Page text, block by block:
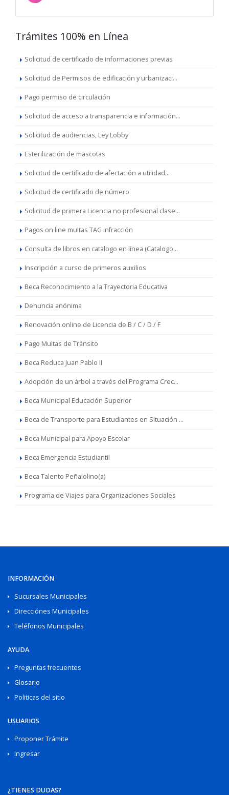
Trámites 100% en Línea
Solicitud de certificado de informaciones previas
Solicitud de Permisos de edificación y urbanizaci...
Pago permiso de circulación
Solicitud de acceso a transparencia e información...
Solicitud de audiencias, Ley Lobby
Esterilización de mascotas
Solicitud de certificado de afectación a utilidad...
Solicitud de certificado de número
Solicitud de primera Licencia no profesional clase...
Pagos on line multas TAG infracción
Consulta de libros en catalogo en línea (Catalogo...
Inscripción a curso de primeros auxilios
Beca Reconocimiento a la Trayectoria Educativa
Denuncia anónima
Renovación online de Licencia de B / C / D / F
Pago Multas de Tránsito
Beca Reduca Juan Pablo II
Adopción de un árbol a través del Programa Crec...
Beca Municipal Educación Superior
Beca de Transporte para Estudiantes en Situación ...
Beca Municipal para Apoyo Escolar
Beca Emergencia Estudiantil
Beca Talento Peñalolino(a)
Programa de Viajes para Organizaciones Sociales
INFORMACIÓN
Sucursales Municipales
Direcciónes Municipales
Teléfonos Municipales
AYUDA
Preguntas frecuentes
Glosario
Politicas del sitio
USUARIOS
Proponer Trámite
Ingresar
¿TIENES DUDAS?